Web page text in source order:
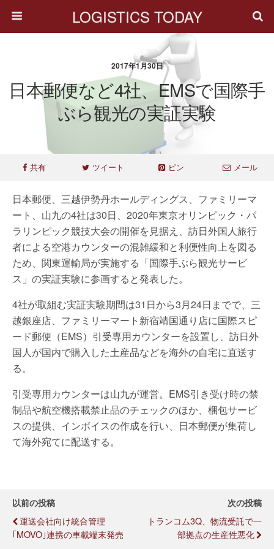
LOGISTICS TODAY
2017年1月30日
日本郵便など4社、EMSで国際手
ぶら観光の実証実験
共有 ツイート ピン メール
日本郵便、三越伊勢丹ホールディングス、ファミリーマ
ート、山九の4社は30日、2020年東京オリンピック・パ
ラリンピック競技大会の開催を見据え、訪日外国人旅行
者による空港カウンターの混雑緩和と利便性向上を図る
ため、関東運輸局が実施する「国際手ぶら観光サービ
ス」の実証実験に参画すると発表した。
4社が取組む実証実験期間は31日から3月24日までで、三
越銀座店、ファミリーマート新宿靖国通り店に国際スピ
ード郵便（EMS）引受専用カウンターを設置し、訪日外
国人が国内で購入した土産品などを海外の自宅に直送す
る。
引受専用カウンターは山九が運営。EMS引き受け時の禁
制品や航空機搭載禁止品のチェックのほか、梱包サービ
スの提供、インボイスの作成を行い、日本郵便が集荷し
て海外宛てに配送する。
以前の投稿
運送会社向け統合管理
｢MOVO｣連携の車載端末発売
次の投稿
トランコム3Q、物流受託で一
部拠点の生産性悪化